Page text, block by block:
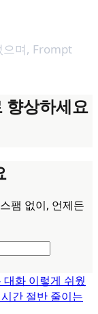
며, Frompt
향상하세요
팸 없이, 언제든
화 이렇게 쉬웠
간 절반 줄이는